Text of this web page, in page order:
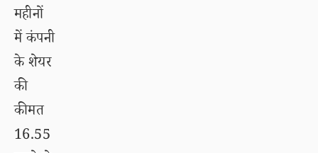
महीनों
में कंपनी
के शेयर
की
कीमत
16.55